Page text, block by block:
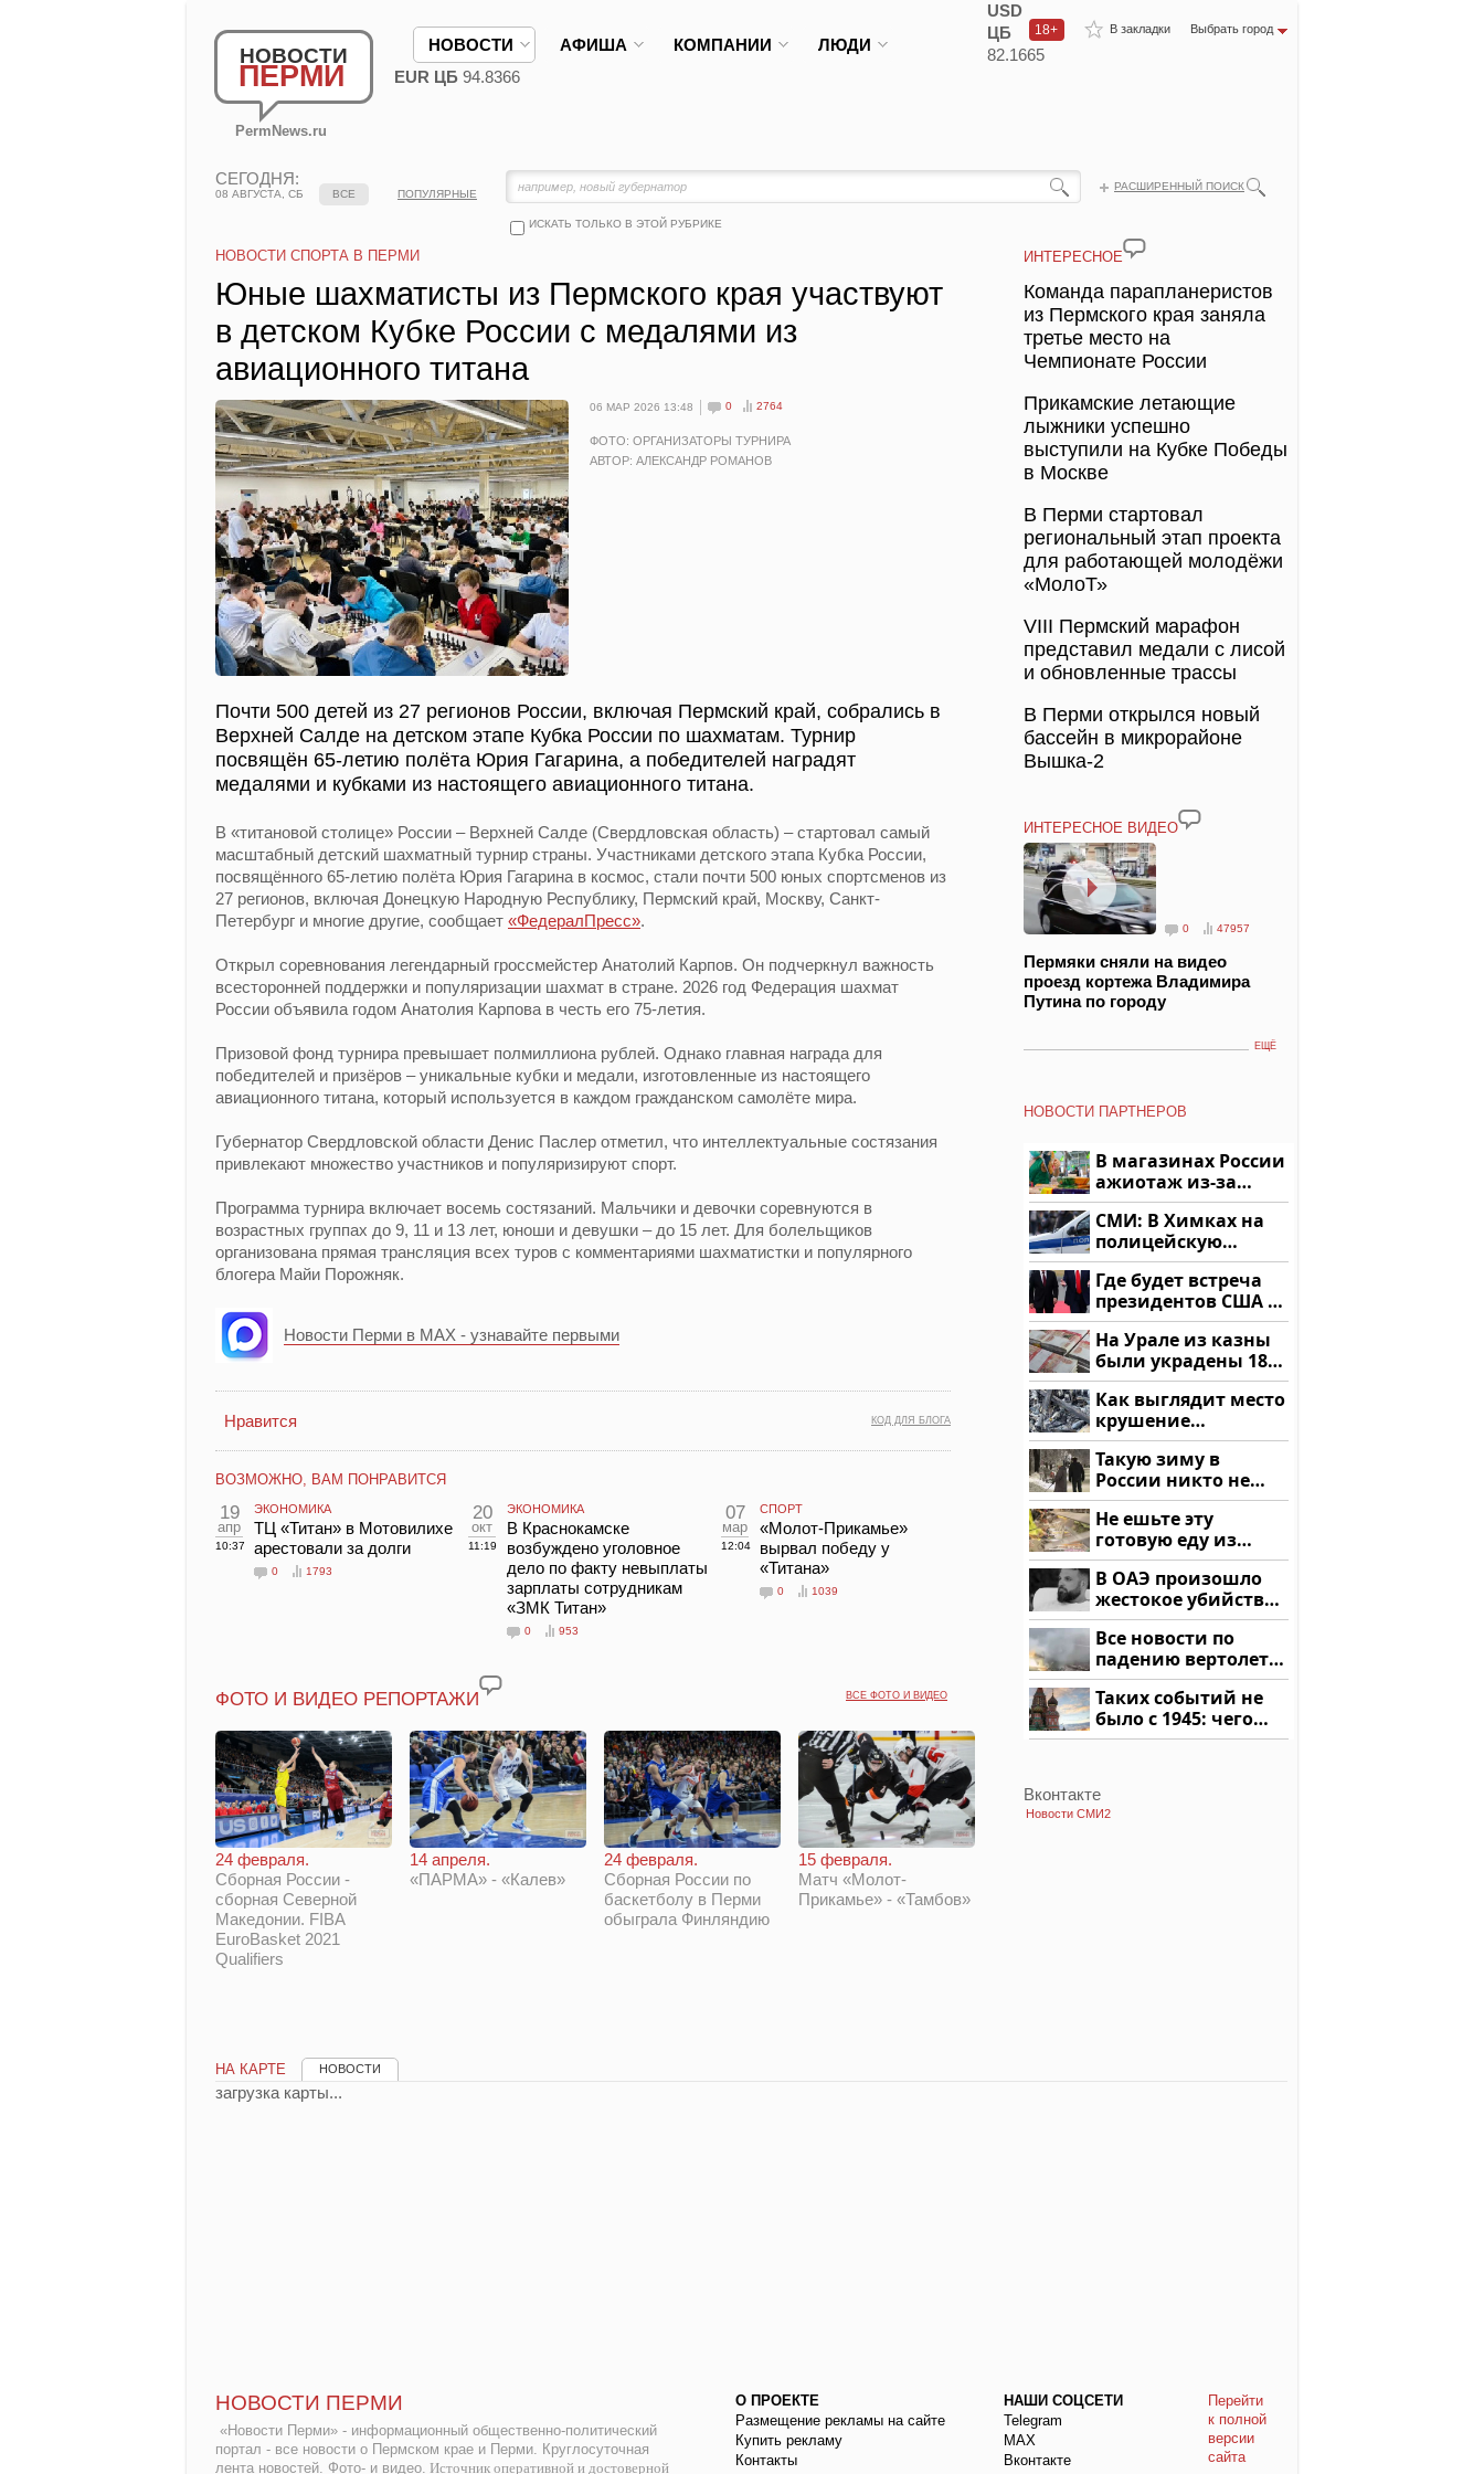
НОВОСТИ
ПЕРМИ
PermNews.ru
В закладки Выбрать город
18+
НОВОСТИ АФИША КОМПАНИИ ЛЮДИ
USD
ЦБ
82.1665
EUR ЦБ 94.8366
СЕГОДНЯ:
08 АВГУСТА, СБ
РАСШИРЕННЫЙ ПОИСК
ИСКАТЬ ТОЛЬКО В ЭТОЙ РУБРИКЕ
ВСЕ ПОПУЛЯРНЫЕ
НОВОСТИ СПОРТА В ПЕРМИ
Юные шахматисты из Пермского края участвуют
в детском Кубке России с медалями из
авиационного титана
06 МАР 2026 13:48 0 2764
ФОТО: ОРГАНИЗАТОРЫ ТУРНИРА
АВТОР: АЛЕКСАНДР РОМАНОВ
Почти 500 детей из 27 регионов России, включая Пермский край, собрались в
Верхней Салде на детском этапе Кубка России по шахматам. Турнир
посвящён 65-летию полёта Юрия Гагарина, а победителей наградят
медалями и кубками из настоящего авиационного титана.
В «титановой столице» России – Верхней Салде (Свердловская область) – стартовал самый
масштабный детский шахматный турнир страны. Участниками детского этапа Кубка России,
посвящённого 65-летию полёта Юрия Гагарина в космос, стали почти 500 юных спортсменов из
27 регионов, включая Донецкую Народную Республику, Пермский край, Москву, Санкт-
Петербург и многие другие, сообщает «ФедералПресс».
Открыл соревнования легендарный гроссмейстер Анатолий Карпов. Он подчеркнул важность
всесторонней поддержки и популяризации шахмат в стране. 2026 год Федерация шахмат
России объявила годом Анатолия Карпова в честь его 75-летия.
Призовой фонд турнира превышает полмиллиона рублей. Однако главная награда для
победителей и призёров – уникальные кубки и медали, изготовленные из настоящего
авиационного титана, который используется в каждом гражданском самолёте мира.
Губернатор Свердловской области Денис Паслер отметил, что интеллектуальные состязания
привлекают множество участников и популяризируют спорт.
Программа турнира включает восемь состязаний. Мальчики и девочки соревнуются в
возрастных группах до 9, 11 и 13 лет, юноши и девушки – до 15 лет. Для болельщиков
организована прямая трансляция всех туров с комментариями шахматистки и популярного
блогера Майи Порожняк.
Новости Перми в MAX - узнавайте первыми
КОД ДЛЯ БЛОГА
Нравится
ВОЗМОЖНО, ВАМ ПОНРАВИТСЯ
19
апр
10:37
ЭКОНОМИКА
ТЦ «Титан» в Мотовилихе
арестовали за долги
0 1793
20
окт
11:19
ЭКОНОМИКА
В Краснокамске
возбуждено уголовное
дело по факту невыплаты
зарплаты сотрудникам
«ЗМК Титан»
0 953
07
мар
12:04
СПОРТ
«Молот-Прикамье»
вырвал победу у
«Титана»
0 1039
ВСЕ ФОТО И ВИДЕО
ФОТО И ВИДЕО РЕПОРТАЖИ
24 февраля.
Сборная России -
сборная Северной
Македонии. FIBA
EuroBasket 2021
Qualifiers
14 апреля.
«ПАРМА» - «Калев»
24 февраля.
Сборная России по
баскетболу в Перми
обыграла Финляндию
15 февраля.
Матч «Молот-
Прикамье» - «Тамбов»
ИНТЕРЕСНОЕ
Команда парапланеристов
из Пермского края заняла
третье место на
Чемпионате России
Прикамские летающие
лыжники успешно
выступили на Кубке Победы
в Москве
В Перми стартовал
региональный этап проекта
для работающей молодёжи
«МолоТ»
VIII Пермский марафон
представил медали с лисой
и обновленные трассы
В Перми открылся новый
бассейн в микрорайоне
Вышка-2
ИНТЕРЕСНОЕ ВИДЕО
0 47957
Пермяки сняли на видео
проезд кортежа Владимира
Путина по городу
ЕЩЁ
НОВОСТИ ПАРТНЕРОВ
В магазинах России
ажиотаж из-за
этого продукта: что
купить?
СМИ: В Химках на
полицейскую
машину напали и
подожгли.
Где будет встреча
президентов США и
России: Европа?
На Урале из казны
были украдены 18
миллионов рублей
Как выглядит место
крушение
вертолета на
Кавказе: смотреть
Такую зиму в
России никто не
ждал: как так?!
Не ешьте эту
готовую еду из
магазина: список
В ОАЭ произошло
жестокое убийство
криптомиллионера
Все новости по
падению вертолета
на Кавказе: читать
здесь
Таких событий не
было с 1945: чего
ждать всем нам?
Вконтакте
Новости СМИ2
НА КАРТЕ НОВОСТИ
загрузка карты...
НОВОСТИ ПЕРМИ
«Новости Перми» - информационный общественно-политический
портал - все новости о Пермском крае и Перми. Круглосуточная
лента новостей. Фото- и видео. Источник оперативной и достоверной
О ПРОЕКТЕ
Размещение рекламы на сайте
Купить рекламу
Контакты
НАШИ СОЦСЕТИ
Telegram
МАХ
Вконтакте
Перейти
к полной
версии
сайта